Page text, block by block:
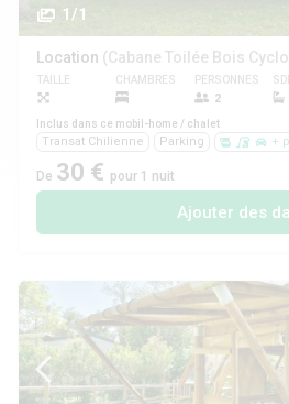
1/1
Location
TAILLE CHAMBRES PERSONNES
2
Inclus dans ce mobil-home / chalet
Transat Chilienne Parking +
De 30 € pour 1 nuit
Ajouter des